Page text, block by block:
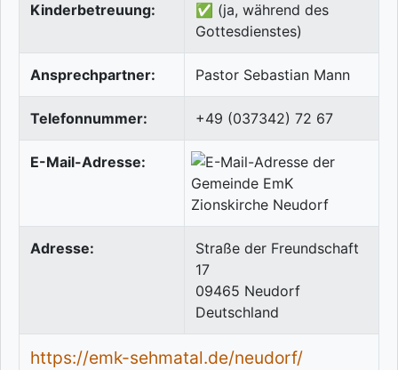
Kinderbetreuung:
✅ (ja, während des
Gottesdienstes)
Ansprechpartner: Pastor Sebastian Mann
Telefonnummer: +49 (037342) 72 67
E-Mail-Adresse:
Adresse:
Straße der Freundschaft
17
09465 Neudorf
Deutschland
https://emk-sehmatal.de/neudorf/